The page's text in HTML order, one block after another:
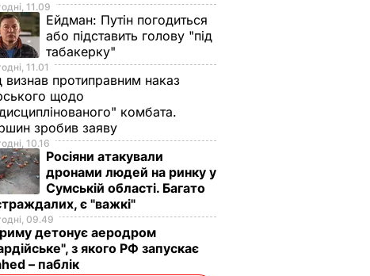
11.09
Ейдман: Путін погодиться
або підставить голову "під
табакерку"
11.01
визнав протиправним наказ
щодо
комбата.
зробив заяву
10.16
Росіяни атакували
дронами людей на ринку у
Сумській області. Багато
є "важкі"
09.49
детонує аеродром
з якого РФ запускає
– паблік